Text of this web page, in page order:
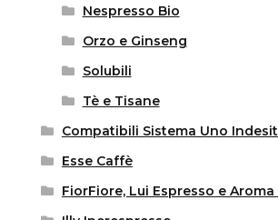
Nespresso Bio
Orzo e Ginseng
Solubili
Tè e Tisane
Compatibili Sistema Uno
Esse Caffè
FiorFiore, Lui Espresso e Aroma